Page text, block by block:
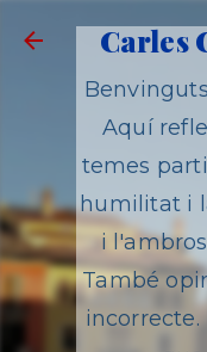
Salta
Carles
Aquí
temes
humilitat i
i
També
incorrecte.